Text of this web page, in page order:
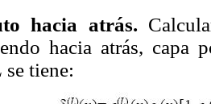
hacia atrás.
hacia atrás, capa
se tiene: